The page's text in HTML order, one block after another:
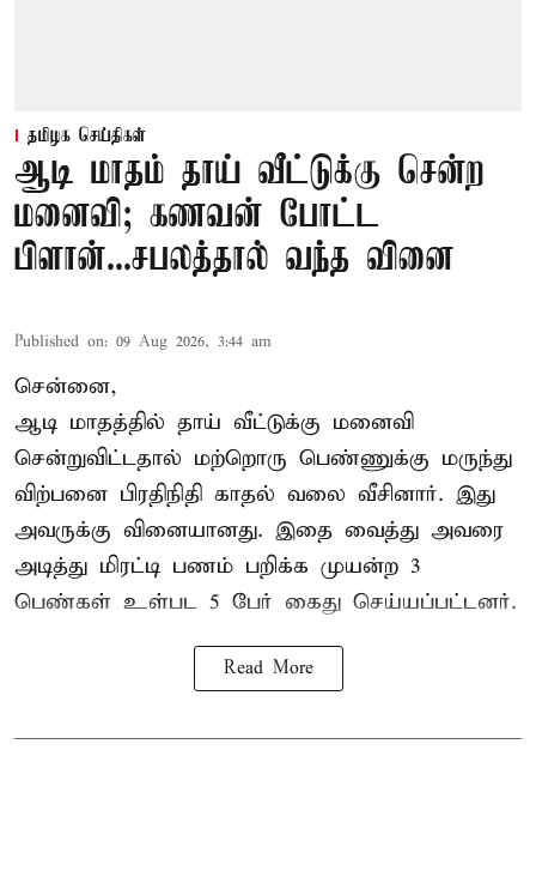
தமிழக செய்திகள்
ஆடி மாதம் தாய் வீட்டுக்கு சென்ற
மனைவி; கணவன் போட்ட
பிளான்...சபலத்தால் வந்த வினை
Published on: 09 Aug 2026, 3:44 am
சென்னை,
ஆடி மாதத்தில் தாய் வீட்டுக்கு மனைவி
சென்றுவிட்டதால் மற்றொரு பெண்ணுக்கு மருந்து
விற்பனை பிரதிநிதி காதல் வலை வீசினார். இது
அவருக்கு வினையானது. இதை வைத்து அவரை
அடித்து மிரட்டி பணம் பறிக்க முயன்ற 3
பெண்கள் உள்பட 5 பேர் கைது செய்யப்பட்டனர்.
Read More